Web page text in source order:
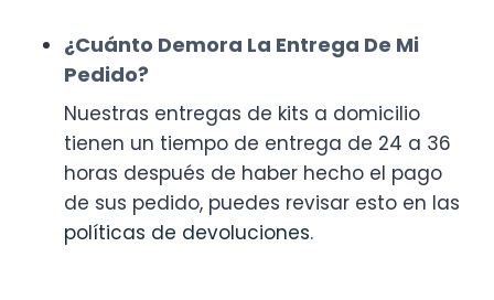
¿Cuánto Demora La Entrega De Mi
Pedido?
Nuestras entregas de kits a domicilio
tienen un tiempo de entrega de 24 a 36
horas después de haber hecho el pago
de sus pedido, puedes revisar esto en las
políticas de devoluciones.